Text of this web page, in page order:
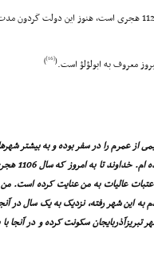
«و حال آن که.... بحمدالله تعالى الحال که سنه 1122 هجرى است،
معروف به ابولؤلؤ است.(
[16]
)
از عمرم را در سفر بوده و به بیشتر
و عراق و
عالیات به من عنایت کرده است. من
به این شهر رفته، نزدیک به یک سال در
سکونت کرده و در آنجا با